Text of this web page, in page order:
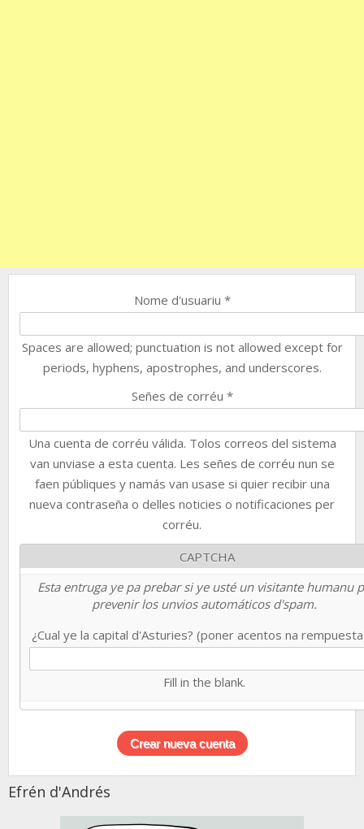
Nome d'usuariu *
Spaces are allowed; punctuation is not allowed except for
periods, hyphens, apostrophes, and underscores.
Señes de corréu *
Una cuenta de corréu válida. Tolos correos del sistema
van unviase a esta cuenta. Les señes de corréu nun se
faen públiques y namás van usase si quier recibir una
nueva contraseña o delles noticies o notificaciones per
corréu.
CAPTCHA
Esta entruga ye pa prebar si ye usté un visitante humanu
prevenir los unvios automáticos d'spam.
¿Cual ye la capital d'Asturies? (poner acentos na
Fill in the blank.
Efrén d'Andrés